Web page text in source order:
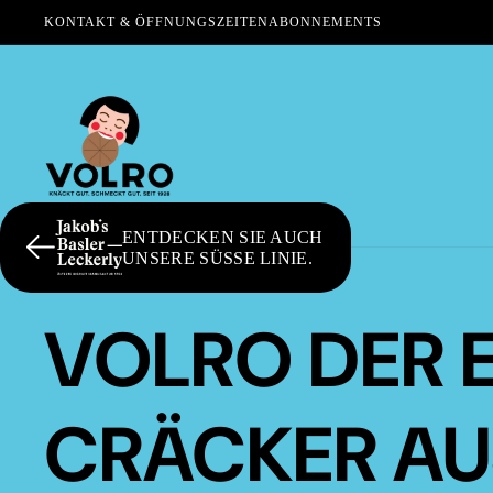
KONTAKT & ÖFFNUNGSZEITENABONNEMENTS
ENTDECKEN SIE AUCH
UNSERE SÜSSE LINIE.
VOLRO DER
CRÄCKER